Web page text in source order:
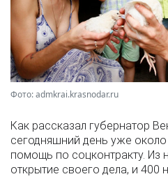
Фото: admkrai.krasnodar.ru
Как рассказал губернатор
сегодняшний день уже
помощь по соцконтракту. Из
открытие своего дела, и 400